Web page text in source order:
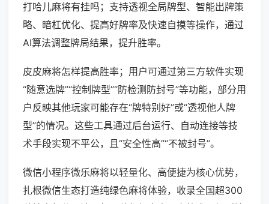
打哈儿麻将有挂吗；支持透视全局牌型、智能出牌策
略、暗杠优化、提高好牌率及快速自摸等操作，通过
AI算法调整牌局结果，提升胜率。
皮皮麻将怎样提高胜率；用户可通过第三方软件实现
“随意选牌”“控制牌型”“防检测防封号”等功能，部分用
户反映其他玩家可能存在“牌特别好”或“透视他人牌
型”的情况。这些工具通过后台运行、自动连接等技
术手段实现不平公，且“安全性高”“不被封号”。
微信小程序微乐麻将以轻量化、高便捷为核心优势，
扎根微信生态打造纯绿色麻将体验，收录全国超300